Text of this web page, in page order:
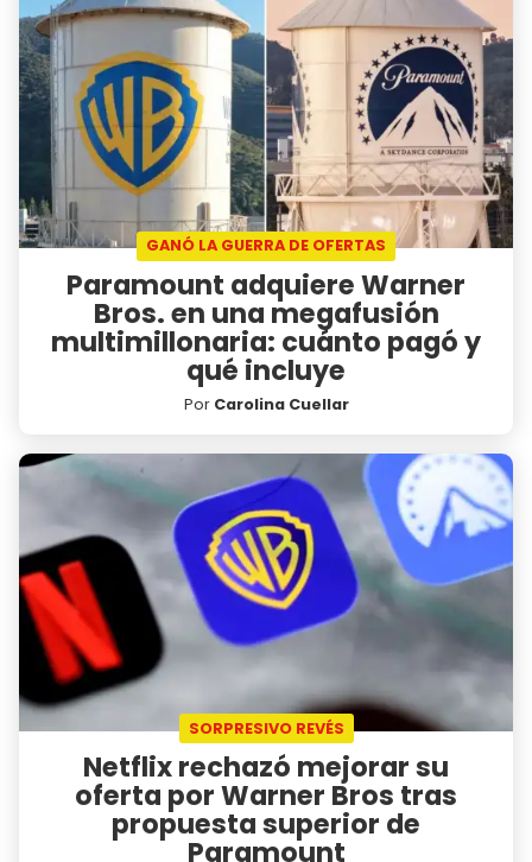
GANÓ LA GUERRA DE OFERTAS
Paramount adquiere Warner
Bros. en una megafusión
multimillonaria: cuánto pagó y
qué incluye
Por Carolina Cuellar
SORPRESIVO REVÉS
Netflix rechazó mejorar su
oferta por Warner Bros tras
propuesta superior de
Paramount